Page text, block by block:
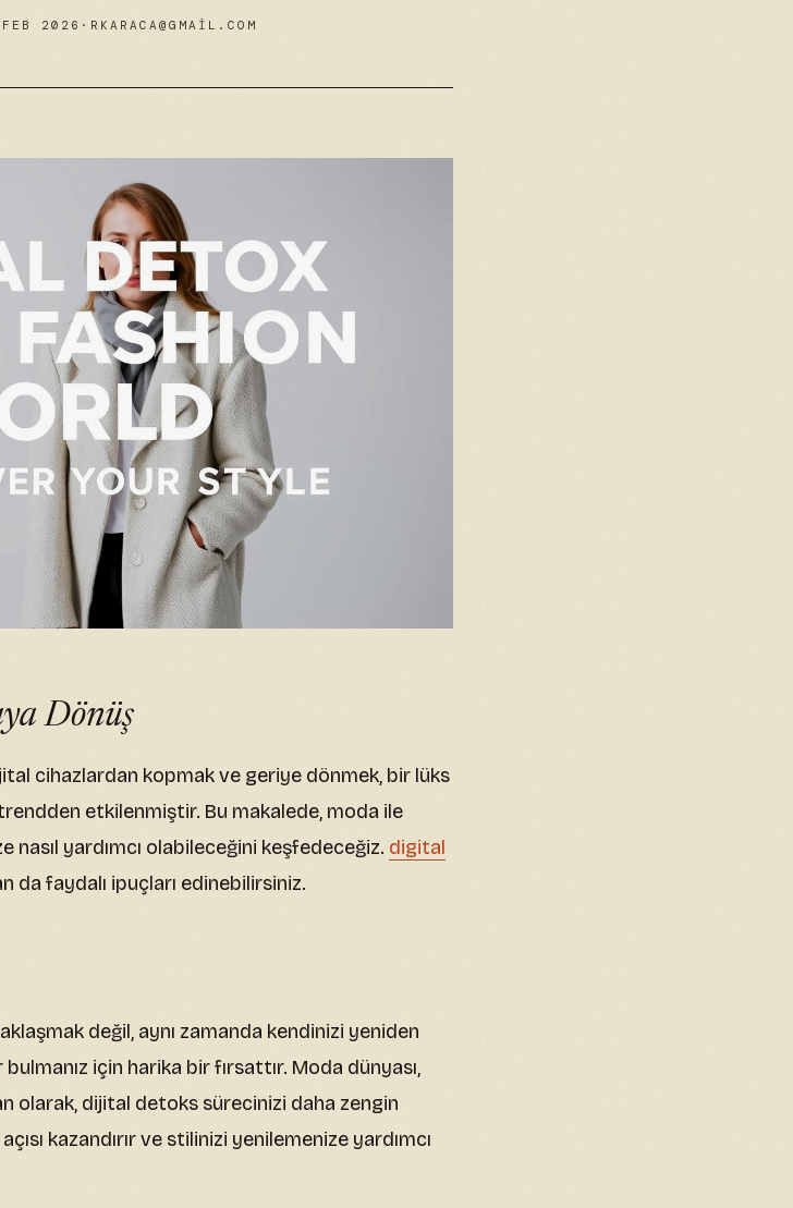
2026 · RKARACA@GMAIL.COM
Dönüş
cihazlardan kopmak ve geriye dönmek, bir lüks
etkilenmiştir. Bu makalede, moda ile
yardımcı olabileceğini keşfedeceğiz. digital
da faydalı ipuçları edinebilirsiniz.
değil, aynı zamanda kendinizi yeniden
için harika bir fırsattır. Moda dünyası,
olarak, dijital detoks sürecinizi daha zengin
kazandırır ve stilinizi yenilemenize yardımcı